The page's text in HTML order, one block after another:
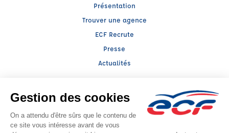
Présentation
Trouver une agence
ECF Recrute
Presse
Actualités
Facebook (nouvelle fenêtre)
Instagram (nouvelle fenêtre)
LinkedIn (nouvelle fenêtre)
TikTok (nouvelle fenêtre)
Raison sociale : LLERENA ALSACE - Capital social: 100000€
SIREN: 393817259 - Numéro de TVA intracommunautaire: FR 34 393817259